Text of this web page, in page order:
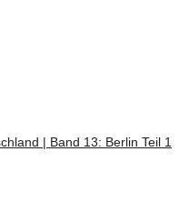
| Band 13: Berlin Teil 1